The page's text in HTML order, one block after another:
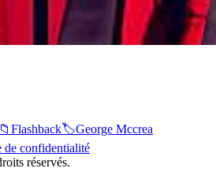
📁 Flashback🏷️George Mccrea
de confidentialité
réservés.